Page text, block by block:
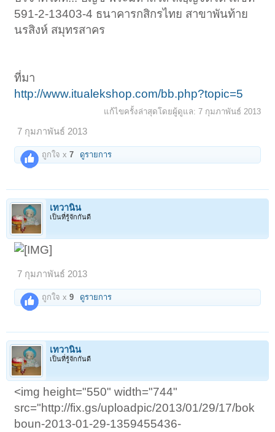
591-2-13403-4 ธนาคารกสิกรไทย สาขาพันท้าย
นรสิงห์ สมุทรสาคร
ที่มา
http://www.itualekshop.com/bb.php?topic=5
แก้ไขครั้งล่าสุดโดยผู้ดูแล: 7 กุมภาพันธ์ 2013
7 กุมภาพันธ์ 2013
ถูกใจ x7 ดูรายการ
เทวานิน
เป็นที่รู้จักกันดี
7 กุมภาพันธ์ 2013
ถูกใจ x9 ดูรายการ
เทวานิน
เป็นที่รู้จักกันดี
<img height="550" width="744"
src="http://fix.gs/uploadpic/2013/01/29/17/bok
boun-2013-01-29-1359455436-